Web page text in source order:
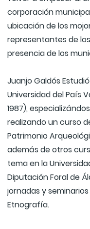
corporación
ubicación de los
representantes de
presencia de los
Juanjo Galdós
Universidad del País
1987),
realizando un curso
Patrimonio
además de otros
tema en la
Diputación Foral de
jornadas y
Etnografía.